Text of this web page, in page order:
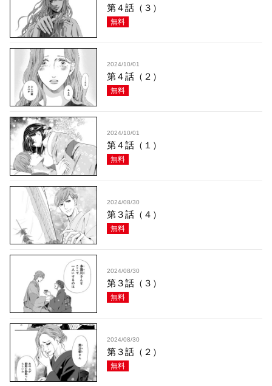
第４話（３）
無料
2024/10/01
第４話（２）
無料
2024/10/01
第４話（１）
無料
2024/08/30
第３話（４）
無料
2024/08/30
第３話（３）
無料
2024/08/30
第３話（２）
無料